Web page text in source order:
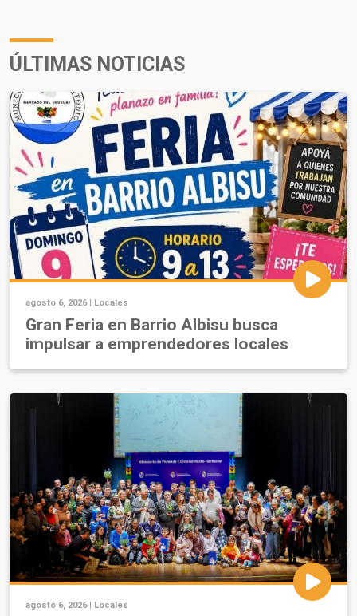
ÚLTIMAS NOTICIAS
agosto 6, 2026 | Locales
Gran Feria en Barrio Albisu busca
impulsar a emprendedores locales
agosto 6, 2026 | Locales